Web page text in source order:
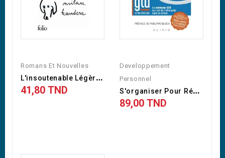
Romans Et Nouvelles
L
'insoutenable Légèreté De...
41,80 TND
Developpement
Personnel
S
'organiser Pour Réussir
89,00 TND